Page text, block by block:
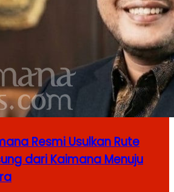
Resmi Usulkan Rute
dari Kaimana Menuju